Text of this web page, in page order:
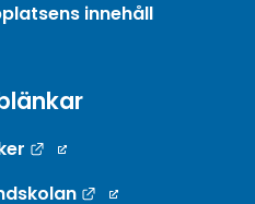
innehåll
Länk till annan
Länk till annan